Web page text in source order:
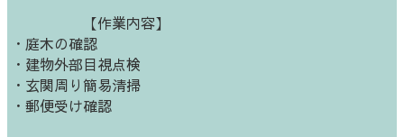
【作業内容】
・庭木の確認
・建物外部目視点検
・玄関周り簡易清掃
・郵便受け確認